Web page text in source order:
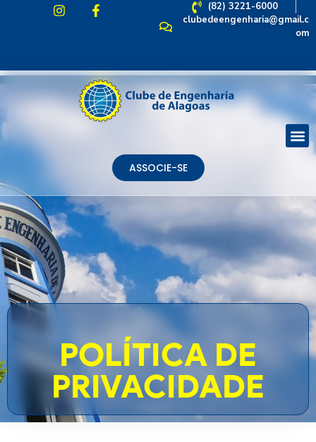
(82) 3221-6000
clubedeengenharia@gmail.c
om
ASSOCIE-SE
ASSOCIE-SE
POLÍTICA DE
PRIVACIDADE